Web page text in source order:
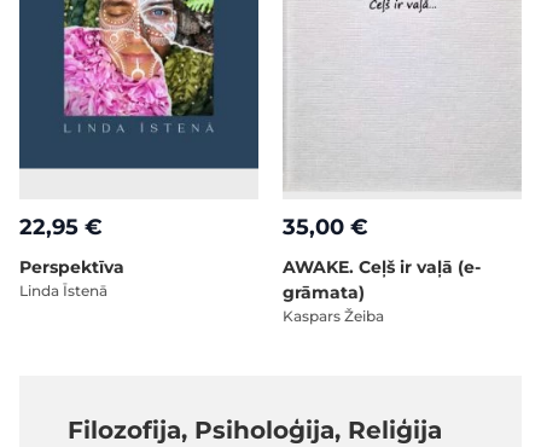
22,95 €
Perspektīva
Linda Īstenā
35,00 €
AWAKE. Ceļš ir vaļā (e-
grāmata)
Kaspars Žeiba
Filozofija, Psiholoģija, Reliģija